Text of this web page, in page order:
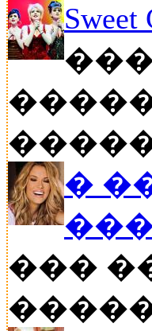
�
���